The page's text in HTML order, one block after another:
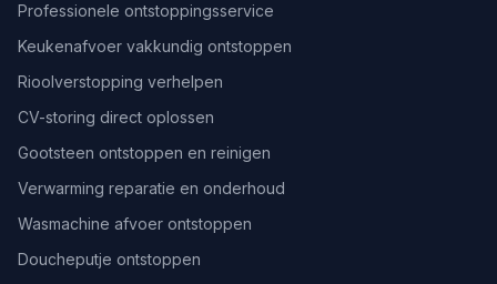
Professionele ontstoppingsservice
Keukenafvoer vakkundig ontstoppen
Rioolverstopping verhelpen
CV-storing direct oplossen
Gootsteen ontstoppen en reinigen
Verwarming reparatie en onderhoud
Wasmachine afvoer ontstoppen
Doucheputje ontstoppen